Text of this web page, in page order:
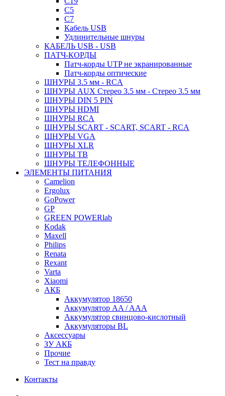
C5
C7
Кабель USB
Удлинительные шнуры
КАБЕЛЬ USB - USB
ПАТЧ-КОРДЫ
Патч-корды UTP не экранированные
Патч-корды оптические
ШНУРЫ 3.5 мм - RCA
ШНУРЫ AUX Стерео 3.5 мм - Стерео 3.5 мм
ШНУРЫ DIN 5 PIN
ШНУРЫ HDMI
ШНУРЫ RCA
ШНУРЫ SCART - SCART, SCART - RCA
ШНУРЫ VGA
ШНУРЫ XLR
ШНУРЫ ТВ
ШНУРЫ ТЕЛЕФОННЫЕ
ЭЛЕМЕНТЫ ПИТАНИЯ
Camelion
Ergolux
GoPower
GP
GREEN POWERlab
Kodak
Maxell
Philips
Renata
Rexant
Varta
Xiaomi
АКБ
Аккумулятор 18650
Аккумулятор AA / AAA
Аккумулятор свинцово-кислотный
Аккумуляторы BL
Аксессуары
ЗУ АКБ
Прочие
Тест на правду
Контакты